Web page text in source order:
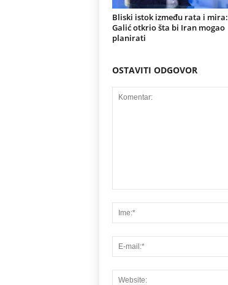
Bliski istok između rata i mira:
Galić otkrio šta bi Iran mogao
planirati
OSTAVITI ODGOVOR